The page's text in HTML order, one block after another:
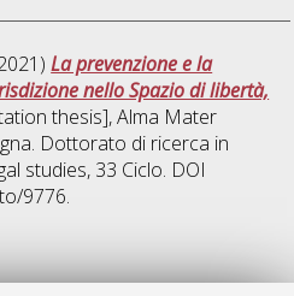
La prevenzione e la
nello Spazio di libertà,
thesis], Alma Mater
Dottorato di ricerca in
studies, 33 Ciclo. DOI
9776.